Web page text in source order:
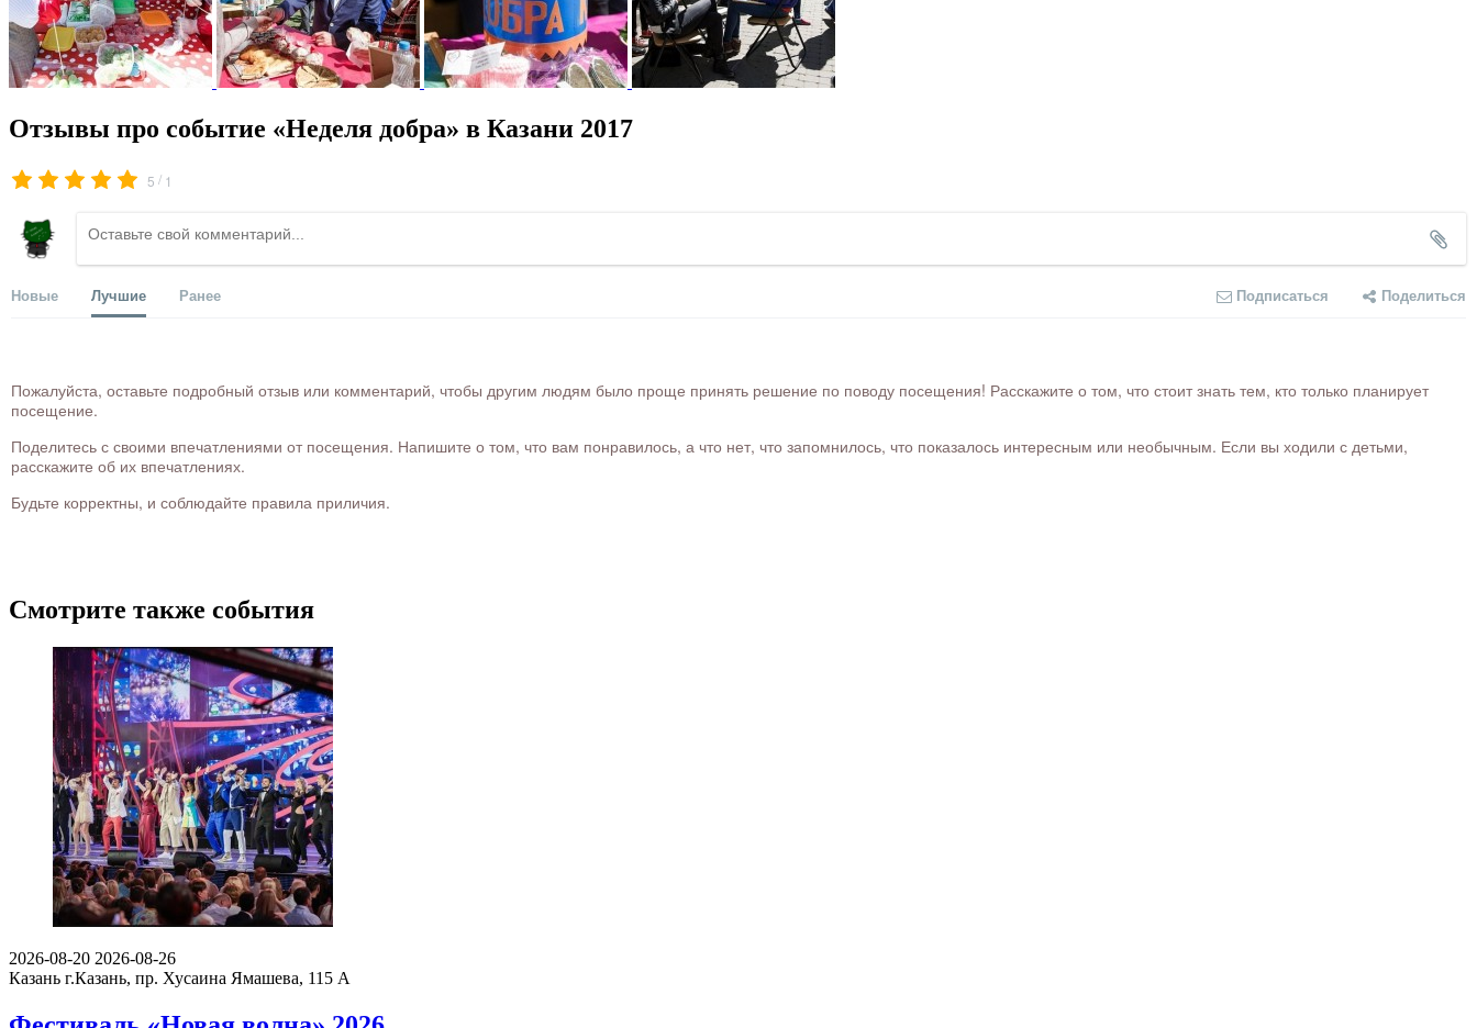
Отзывы про событие «Неделя добра» в Казани 2017
5 / 1
Новые Лучшие Ранее Подписаться Поделиться
Пожалуйста, оставьте подробный отзыв или комментарий, чтобы другим людям было проще принять решение по поводу посещения! Расскажите о том, что стоит знать тем, кто только планирует
посещение.
Поделитесь с своими впечатлениями от посещения. Напишите о том, что вам понравилось, а что нет, что запомнилось, что показалось интересным или необычным. Если вы ходили с детьми,
расскажите об их впечатлениях.
Будьте корректны, и соблюдайте правила приличия.
Смотрите также события
2026-08-20 2026-08-26
Казань г.Казань, пр. Хусаина Ямашева, 115 A